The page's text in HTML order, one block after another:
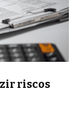
riscos